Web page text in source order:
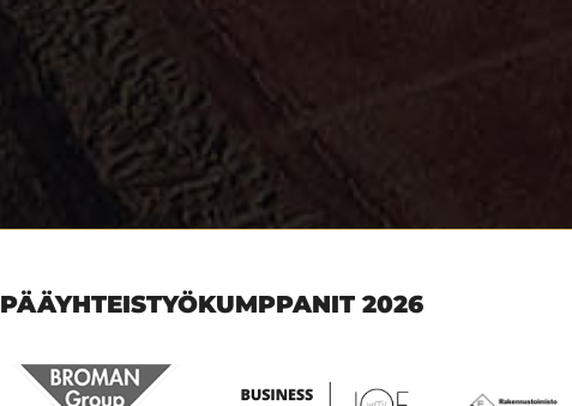
PÄÄYHTEISTYÖKUMPPANIT 2026